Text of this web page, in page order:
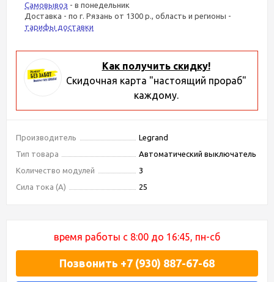
Самовывоз - в понедельник
Доставка - по г. Рязань от 1300 р., область и регионы -
тарифы доставки
Как получить скидку!
Скидочная карта "настоящий прораб"
каждому.
Производитель
Legrand
Тип товара
Автоматический выключатель
Количество модулей
3
Сила тока (А)
25
время работы с 8:00 до 16:45, пн-сб
Позвонить +7 (930) 887-67-68